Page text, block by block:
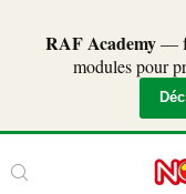
RAF Academy—
modules pour